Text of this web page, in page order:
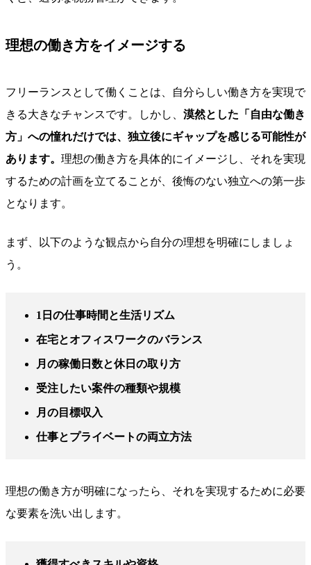
理想の働き方をイメージする
フリーランスとして働くことは、自分らしい働き方を実現で
きる大きなチャンスです。しかし、 漠然とした「自由な働き
方」への憧れだけでは、独立後にギャップを感じる可能性が
あります。 理想の働き方を具体的にイメージし、それを実現
するための計画を立てることが、後悔のない独立への第一歩
となります。
まず、以下のような観点から自分の理想を明確にしましょ
う。
1日の仕事時間と生活リズム
在宅とオフィスワークのバランス
月の稼働日数と休日の取り方
受注したい案件の種類や規模
月の目標収入
仕事とプライベートの両立方法
理想の働き方が明確になったら、それを実現するために必要
な要素を洗い出します。